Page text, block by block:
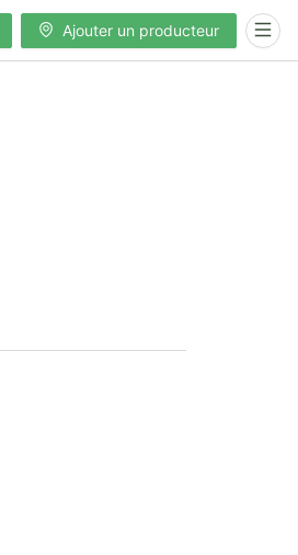
Ajouter un producteur